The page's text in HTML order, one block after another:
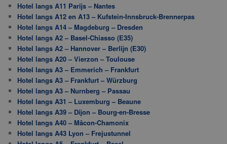
Hotel langs A11 Parijs – Nantes
Hotel langs A12 en A13 – Kufstein-Innsbruck-Brennerpas
Hotel langs A14 – Magdeburg – Dresden
Hotel langs A2 – Basel-Chiasso (E35)
Hotel langs A2 – Hannover – Berlijn (E30)
Hotel langs A20 – Vierzon – Toulouse
Hotel langs A3 – Emmerich – Frankfurt
Hotel langs A3 – Frankfurt – Würzburg
Hotel langs A3 – Nurnberg – Passau
Hotel langs A31 – Luxemburg – Beaune
Hotel langs A39 – Dijon – Bourg-en-Bresse
Hotel langs A40 – Mâcon-Chamonix
Hotel langs A43 Lyon – Frejustunnel